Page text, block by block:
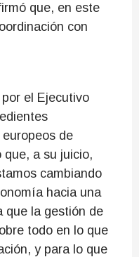
que, en este
con
el Ejecutivo
de
que, a su juicio,
cambiando
hacia una
que la gestión de
todo en lo que
y para lo que